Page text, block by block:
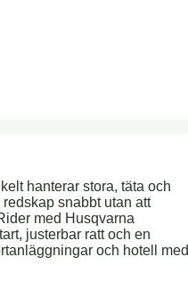
hanterar stora, täta och
snabbt utan att
med Husqvarna
justerbar ratt och en
och hotell med